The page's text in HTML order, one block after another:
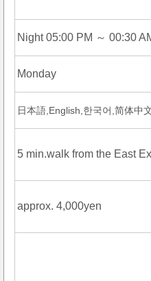
Night 05:00 PM ～ 00:30
Monday
日本語,English,한국어,简体中
5 min.walk from the East
approx. 4,000yen